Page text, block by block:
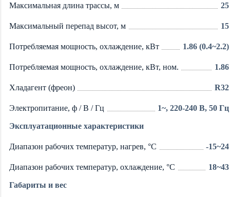
Максимальная длина трассы, м 25
Максимальный перепад высот, м 15
Потребляемая мощность, охлаждение, кВт 1.86 (0.4~2.2)
Потребляемая мощность, охлаждение, кВт, ном. 1.86
Хладагент (фреон) R32
Электропитание, ф / В / Гц 1~, 220-240 В, 50 Гц
Эксплуатационные характеристики
Диапазон рабочих температур, нагрев, °C -15~24
Диапазон рабочих температур, охлаждение, °C 18~43
Габариты и вес